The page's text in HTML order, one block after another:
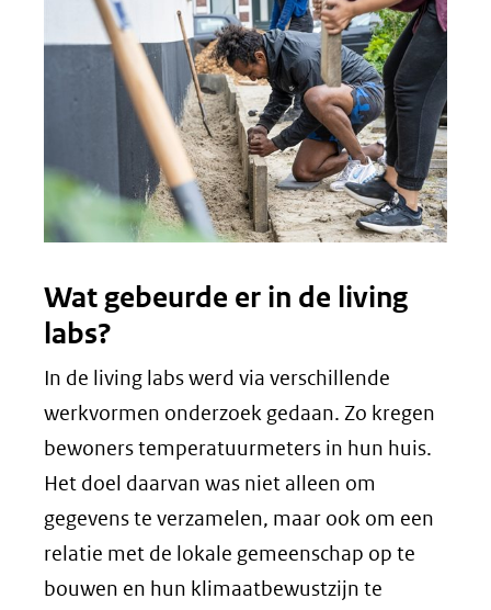
Wat gebeurde er in de living
labs?
In de living labs werd via verschillende
werkvormen onderzoek gedaan. Zo kregen
bewoners temperatuurmeters in hun huis.
Het doel daarvan was niet alleen om
gegevens te verzamelen, maar ook om een
relatie met de lokale gemeenschap op te
bouwen en hun klimaatbewustzijn te